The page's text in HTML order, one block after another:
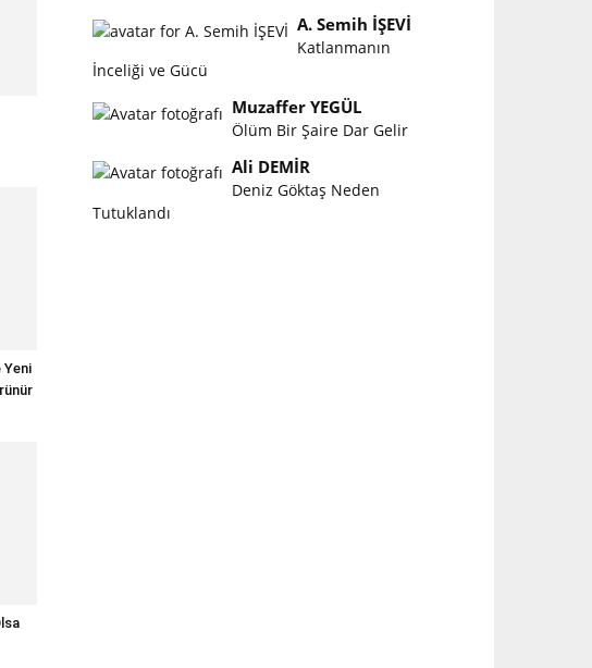
Yeni
A. Semih İŞEVİ
Katlanmanın
İnceliği ve Gücü
Muzaffer YEGÜL
Ölüm Bir Şaire Dar Gelir
Ali DEMİR
Deniz Göktaş Neden
Tutuklandı